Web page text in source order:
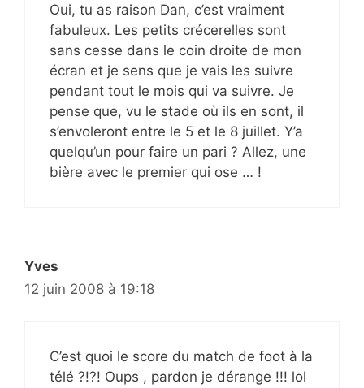
Oui, tu as raison Dan, c’est vraiment
fabuleux. Les petits crécerelles sont
sans cesse dans le coin droite de mon
écran et je sens que je vais les suivre
pendant tout le mois qui va suivre. Je
pense que, vu le stade où ils en sont, il
s’envoleront entre le 5 et le 8 juillet. Y’a
quelqu’un pour faire un pari ? Allez, une
bière avec le premier qui ose … !
Yves
12 juin 2008 à 19:18
C’est quoi le score du match de foot à la
télé ?!?! Oups , pardon je dérange !!! lol